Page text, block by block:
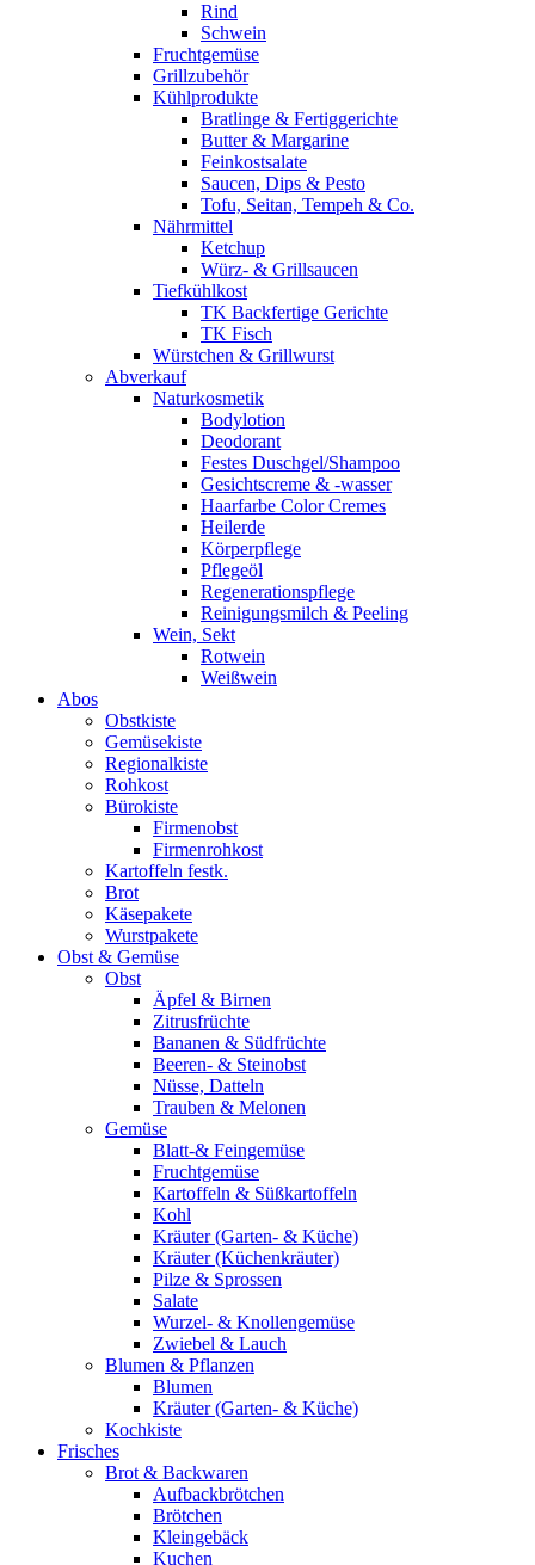
Rind
Schwein
Fruchtgemüse
Grillzubehör
Kühlprodukte
Bratlinge & Fertiggerichte
Butter & Margarine
Feinkostsalate
Saucen, Dips & Pesto
Tofu, Seitan, Tempeh & Co.
Nährmittel
Ketchup
Würz- & Grillsaucen
Tiefkühlkost
TK Backfertige Gerichte
TK Fisch
Würstchen & Grillwurst
Abverkauf
Naturkosmetik
Bodylotion
Deodorant
Festes Duschgel/Shampoo
Gesichtscreme & -wasser
Haarfarbe Color Cremes
Heilerde
Körperpflege
Pflegeöl
Regenerationspflege
Reinigungsmilch & Peeling
Wein, Sekt
Rotwein
Weißwein
Abos
Obstkiste
Gemüsekiste
Regionalkiste
Rohkost
Bürokiste
Firmenobst
Firmenrohkost
Kartoffeln festk.
Brot
Käsepakete
Wurstpakete
Obst & Gemüse
Obst
Äpfel & Birnen
Zitrusfrüchte
Bananen & Südfrüchte
Beeren- & Steinobst
Nüsse, Datteln
Trauben & Melonen
Gemüse
Blatt-& Feingemüse
Fruchtgemüse
Kartoffeln & Süßkartoffeln
Kohl
Kräuter (Garten- & Küche)
Kräuter (Küchenkräuter)
Pilze & Sprossen
Salate
Wurzel- & Knollengemüse
Zwiebel & Lauch
Blumen & Pflanzen
Blumen
Kräuter (Garten- & Küche)
Kochkiste
Frisches
Brot & Backwaren
Aufbackbrötchen
Brötchen
Kleingebäck
Kuchen